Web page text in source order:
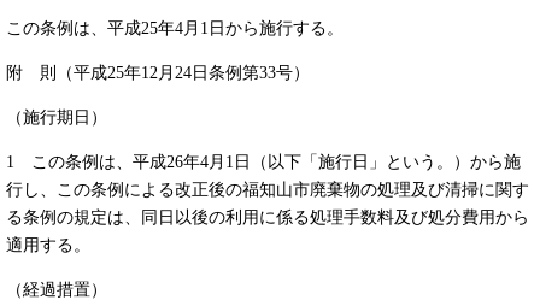
この条例は、平成25年4月1日から施行する。
附 則（平成25年12月24日条例第33号）
（施行期日）
1 この条例は、平成26年4月1日（以下「施行日」という。）から施
行し、この条例による改正後の福知山市廃棄物の処理及び清掃に関す
る条例の規定は、同日以後の利用に係る処理手数料及び処分費用から
適用する。
（経過措置）